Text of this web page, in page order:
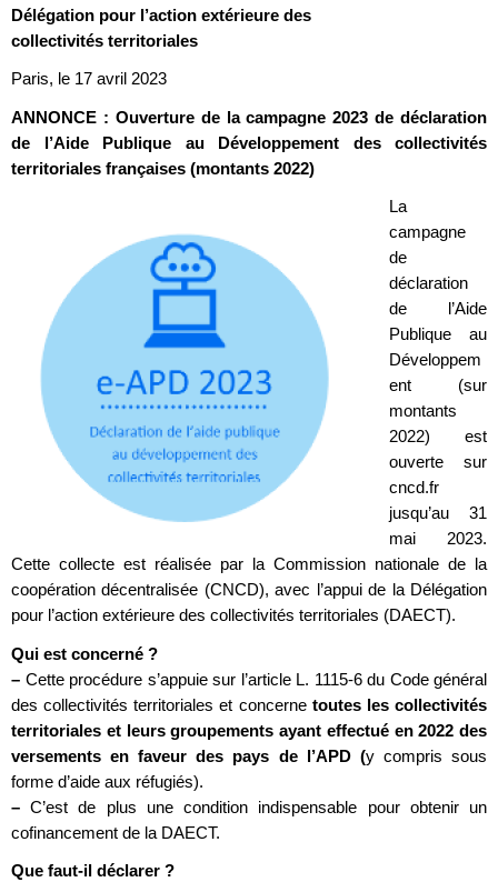
Délégation pour l’action extérieure des
collectivités territoriales
Paris, le 17 avril 2023
ANNONCE : Ouverture de la campagne 2023 de déclaration
de l’Aide Publique au Développement des collectivités
territoriales françaises (montants 2022)
La
campagne
de
déclaration
de l’Aide
Publique au
Développem
ent (sur
montants
2022) est
ouverte sur
cncd.fr
jusqu’au 31
mai 2023.
Cette collecte est réalisée par la Commission nationale de la
coopération décentralisée (CNCD), avec l’appui de la Délégation
pour l’action extérieure des collectivités territoriales (DAECT).
Qui est concerné ?
– Cette procédure s’appuie sur l’article L. 1115-6 du Code général
des collectivités territoriales et concerne toutes les collectivités
territoriales et leurs groupements ayant effectué en 2022 des
versements en faveur des pays de l’APD (y compris sous
forme d’aide aux réfugiés).
– C’est de plus une condition indispensable pour obtenir un
cofinancement de la DAECT.
Que faut-il déclarer ?